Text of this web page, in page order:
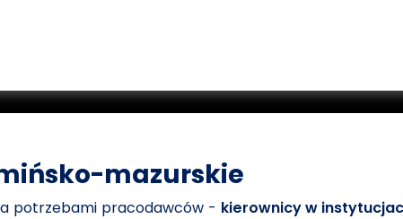
mazurskie
potrzebami pracodawców - kierownicy w